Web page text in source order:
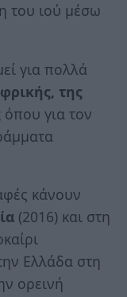
του ιού μέσω
για πολλά
της
όπου για τον
κάνουν
(2016) και στη
Ελλάδα στη
ορεινή